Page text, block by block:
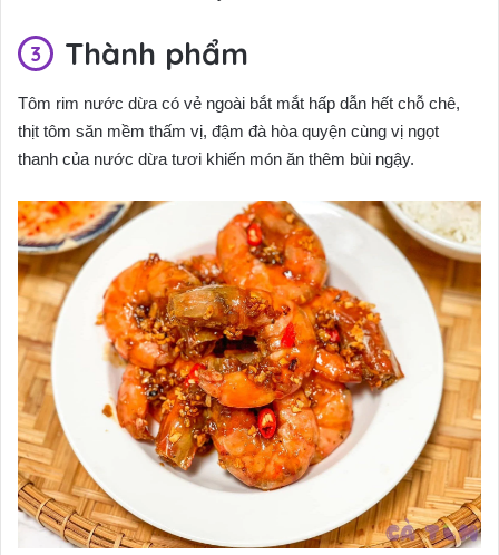
Thành phẩm
Tôm rim nước dừa có vẻ ngoài bắt mắt hấp dẫn hết chỗ chê,
thịt tôm săn mềm thấm vị, đậm đà hòa quyện cùng vị ngọt
thanh của nước dừa tươi khiến món ăn thêm bùi ngậy.